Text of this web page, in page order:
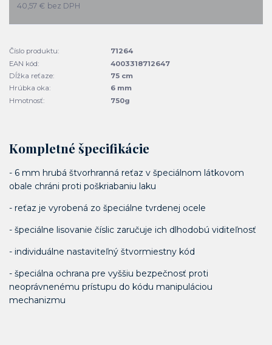
40,57 € bez DPH
Číslo produktu:
71264
EAN kód:
4003318712647
Dĺžka reťaze:
75 cm
Hrúbka oka:
6 mm
Hmotnosť:
750g
Kompletné špecifikácie
- 6 mm hrubá štvorhranná reťaz v špeciálnom látkovom
obale chráni proti poškriabaniu laku
- reťaz je vyrobená zo špeciálne tvrdenej ocele
- špeciálne lisovanie číslic zaručuje ich dlhodobú viditeľnosť
- individuálne nastaviteľný štvormiestny kód
- špeciálna ochrana pre vyššiu bezpečnosť proti
neoprávnenému prístupu do kódu manipuláciou
mechanizmu